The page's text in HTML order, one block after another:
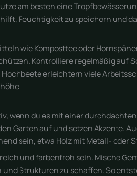
am besten eine
Feuchtigkeit zu speichern und
wie Komposttee oder
Kontrolliere regelmäßig auf
erleichtern viele
wenn du es mit einer
Garten auf und setzen Akzente.
sein, etwa Holz mit Metall- oder
und farbenfroh sein. Mische
Strukturen zu schaffen. So